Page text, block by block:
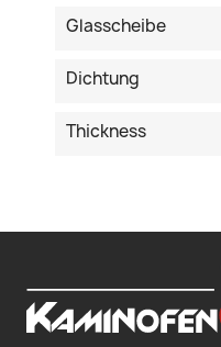
Glasscheibe
Dichtung
Thickness